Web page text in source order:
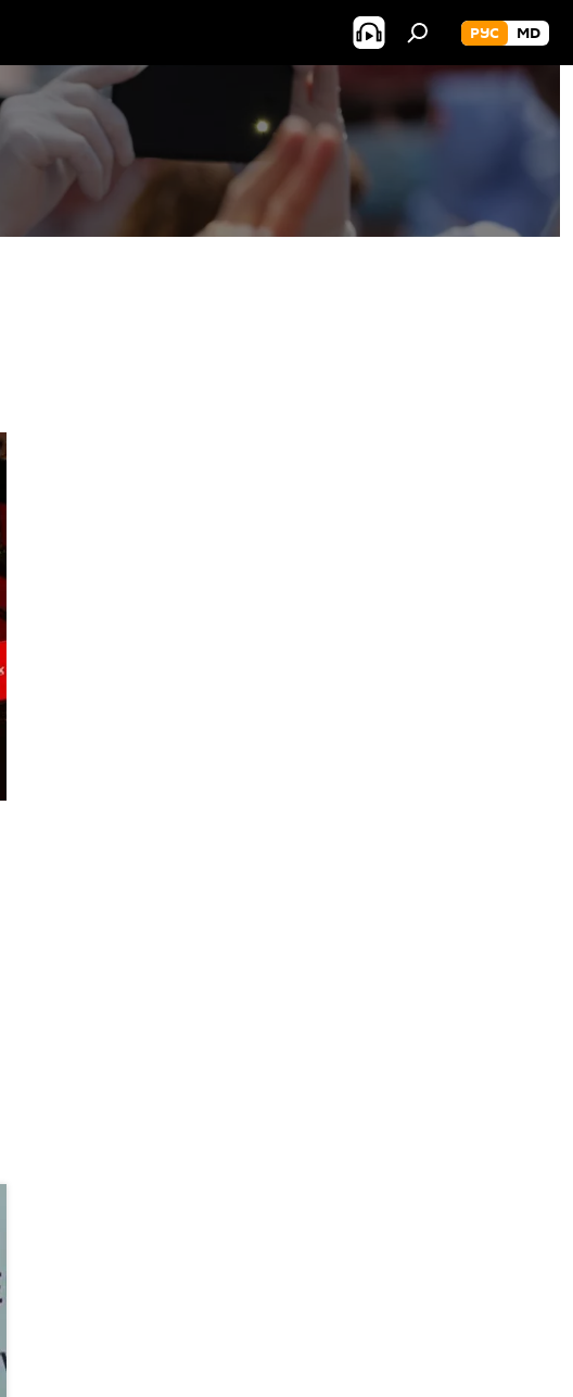
РУС MD